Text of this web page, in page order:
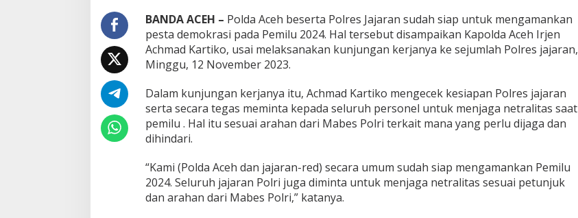
BANDA ACEH – Polda Aceh beserta Polres Jajaran sudah siap untuk mengamankan
pesta demokrasi pada Pemilu 2024. Hal tersebut disampaikan Kapolda Aceh Irjen
Achmad Kartiko, usai melaksanakan kunjungan kerjanya ke sejumlah Polres jajaran,
Minggu, 12 November 2023.
Dalam kunjungan kerjanya itu, Achmad Kartiko mengecek kesiapan Polres jajaran
serta secara tegas meminta kepada seluruh personel untuk menjaga netralitas saat
pemilu . Hal itu sesuai arahan dari Mabes Polri terkait mana yang perlu dijaga dan
dihindari.
“Kami (Polda Aceh dan jajaran-red) secara umum sudah siap mengamankan Pemilu
2024. Seluruh jajaran Polri juga diminta untuk menjaga netralitas sesuai petunjuk
dan arahan dari Mabes Polri,” katanya.